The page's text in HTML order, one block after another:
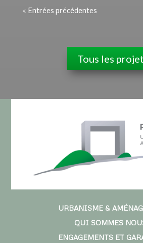
« Entrées précédentes
Tous les
URBANISME &
QUI SOMMES
ENGAGEMENTS ET